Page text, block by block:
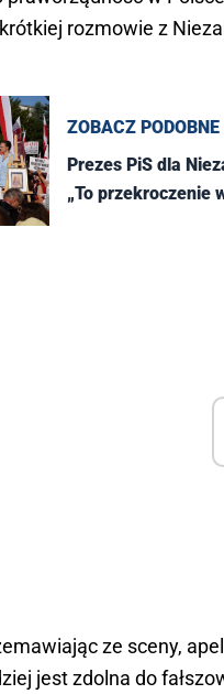
rozmowie z
ZOBACZ PODOBNE
Prezes PiS dla
„To przekroczenie
ze sceny,
jest zdolna do